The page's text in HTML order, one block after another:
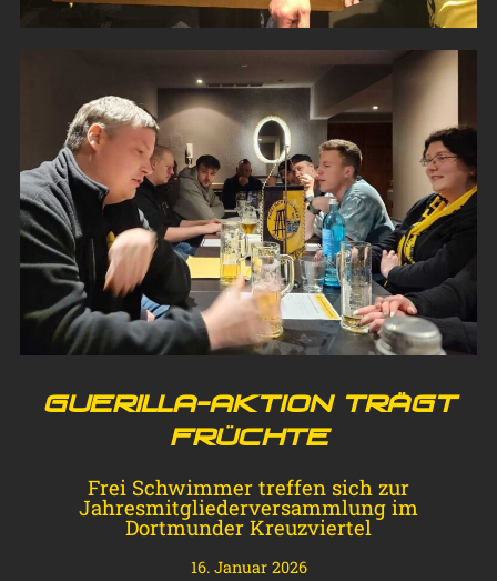
Guerilla-Aktion trägt
Früchte
Frei Schwimmer treffen sich zur
Jahresmitgliederversammlung im
Dortmunder Kreuzviertel
16. Januar 2026